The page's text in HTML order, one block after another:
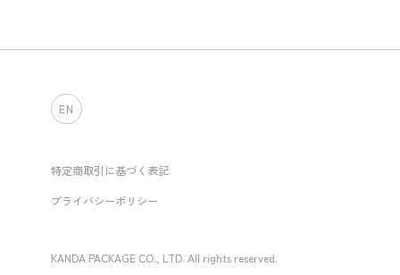
プライバシーポリシー
特定商取引に基づく表記
EN
KANDA PACKAGE CO., LTD. All rights reserved.